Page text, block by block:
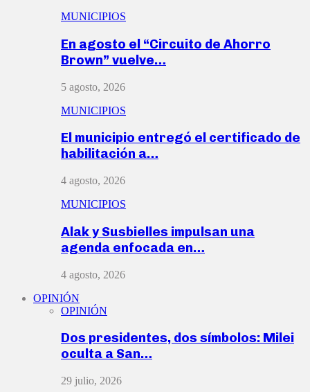
MUNICIPIOS
En agosto el “Circuito de Ahorro
Brown” vuelve…
5 agosto, 2026
MUNICIPIOS
El municipio entregó el certificado de
habilitación a…
4 agosto, 2026
MUNICIPIOS
Alak y Susbielles impulsan una
agenda enfocada en…
4 agosto, 2026
OPINIÓN
OPINIÓN
Dos presidentes, dos símbolos: Milei
oculta a San…
29 julio, 2026